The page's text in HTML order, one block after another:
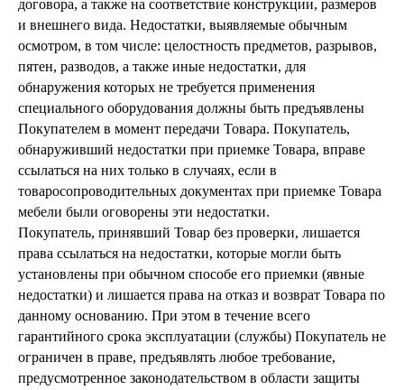
договора, а также на соответствие конструкции, размеров
и внешнего вида. Недостатки, выявляемые обычным
осмотром, в том числе: целостность предметов, разрывов,
пятен, разводов, а также иные недостатки, для
обнаружения которых не требуется применения
специального оборудования должны быть предъявлены
Покупателем в момент передачи Товара. Покупатель,
обнаруживший недостатки при приемке Товара, вправе
ссылаться на них только в случаях, если в
товаросопроводительных документах при приемке Товара
мебели были оговорены эти недостатки.
Покупатель, принявший Товар без проверки, лишается
права ссылаться на недостатки, которые могли быть
установлены при обычном способе его приемки (явные
недостатки) и лишается права на отказ и возврат Товара по
данному основанию. При этом в течение всего
гарантийного срока эксплуатации (службы) Покупатель не
ограничен в праве, предъявлять любое требование,
предусмотренное законодательством в области защиты